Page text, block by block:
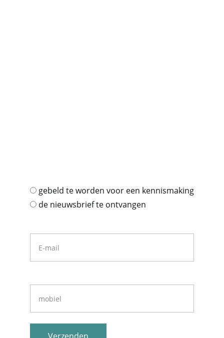
gebeld te worden voor een kennismaking
de nieuwsbrief te ontvangen